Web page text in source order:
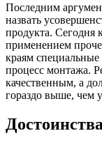
Последним
назвать
продукта. Сегодня
применением
краям
процесс монтажа.
качественным, а
гораздо выше, чем